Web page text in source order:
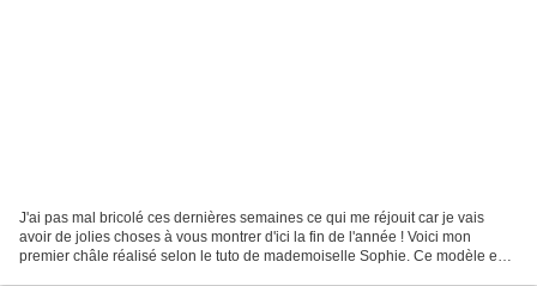
J'ai pas mal bricolé ces dernières semaines ce qui me réjouit car je vais
avoir de jolies choses à vous montrer d'ici la fin de l'année ! Voici mon
premier châle réalisé selon le tuto de mademoiselle Sophie. Ce modèle en